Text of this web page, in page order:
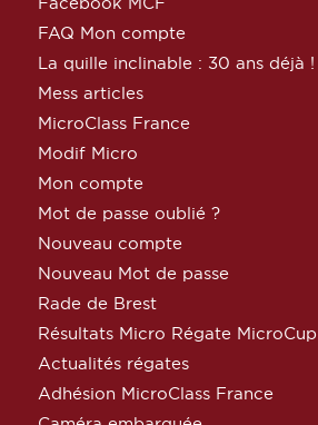
FAQ Mon compte
La quille inclinable : 30 ans déjà !
Mess articles
MicroClass France
Modif Micro
Mon compte
Mot de passe oublié ?
Nouveau compte
Nouveau Mot de passe
Rade de Brest
Résultats Micro Régate
Actualités régates
Adhésion MicroClass France